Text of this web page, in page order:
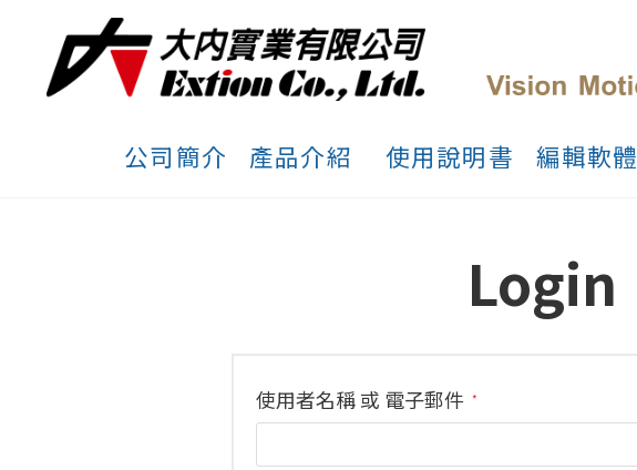
公司簡介 產品介紹 使用說明書 編輯軟體
Login
使用者名稱 或 電子郵件 *